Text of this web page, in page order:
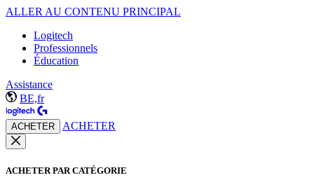
ALLER AU CONTENU PRINCIPAL
Logitech
Professionnels
Éducation
Assistance
BE,fr
ACHETER ACHETER
ACHETER PAR CATÉGORIE